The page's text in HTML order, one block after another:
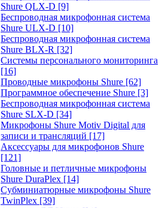
Shure QLX-D [9]
Беспроводная микрофонная система
Shure ULX-D [10]
Беспроводная микрофонная система
Shure BLX-R [32]
Системы персонального мониторинга
[16]
Проводные микрофоны Shure [62]
Программное обеспечение Shure [3]
Беспроводная микрофонная система
Shure SLX-D [34]
Микрофоны Shure Motiv Digital для
записи и трансляций [17]
Аксессуары для микрофонов Shure
[121]
Головные и петличные микрофоны
Shure DuraPlex [14]
Субминиатюрные микрофоны Shure
TwinPlex [39]